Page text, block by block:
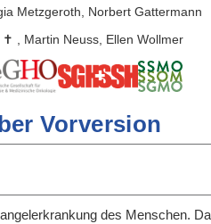
Metzgeroth Norbert Gattermann
Martin Neuss, Ellen Wollmer
Vorversion
des Menschen.